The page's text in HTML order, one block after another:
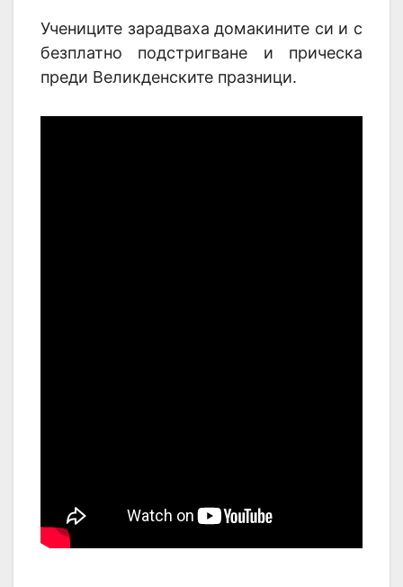
Учениците зарадваха домакините си и с
безплатно подстригване и прическа
преди Великденските празници.